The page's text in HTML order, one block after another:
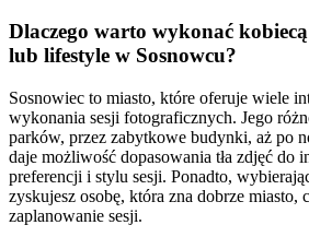
Dlaczego warto wykonać
lub lifestyle w Sosnowcu?
Sosnowiec to miasto, które oferuje wiele
wykonania sesji fotograficznych. Jego
parków, przez zabytkowe budynki, aż po
daje możliwość dopasowania tła zdjęć do
preferencji i stylu sesji. Ponadto,
zyskujesz osobę, która zna dobrze miasto,
zaplanowanie sesji.